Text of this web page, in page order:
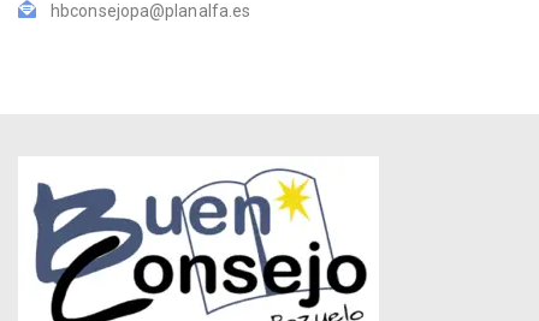
hbconsejopa@planalfa.es